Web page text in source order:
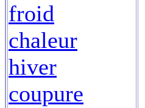
froid
chaleur
hiver
coupure